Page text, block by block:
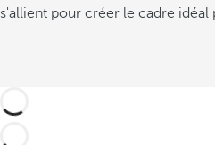
s'allient pour créer le cadre idéal